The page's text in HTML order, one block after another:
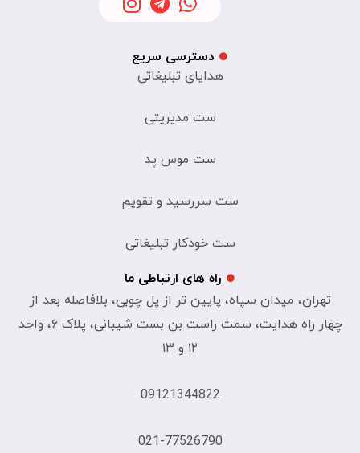
دسترسی سریع
هدایای تبلیغاتی
ست مدیریتی
ست موس پد
ست سررسید و تقویم
ست خودکار تبلیغاتی
راه های ارتباطی ما
تهران، میدان سپاه، پایین تر از پل چوبی، بلافاصله بعد از
چهار راه هدایت، سمت راست بن بست شیبانی، پلاک ۶، واحد
۱۲ و ۱۳
09121344822
021-77526790